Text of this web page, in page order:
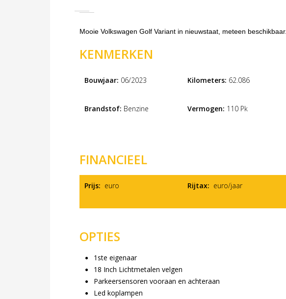
Mooie Volkswagen Golf Variant in nieuwstaat, meteen beschikbaar.
KENMERKEN
Bouwjaar: 06/2023 Kilometers: 62.086
Brandstof: Benzine Vermogen: 110 Pk
FINANCIEEL
Prijs: euro Rijtax: euro/jaar
OPTIES
1ste eigenaar
18 Inch Lichtmetalen velgen
Parkeersensoren vooraan en achteraan
Led koplampen